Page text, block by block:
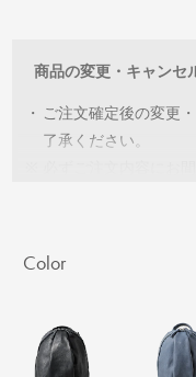
※ 交換可能な在庫がな
商品の変更・キャンセ
・
ご注文確定後の変更
了承ください。
Color